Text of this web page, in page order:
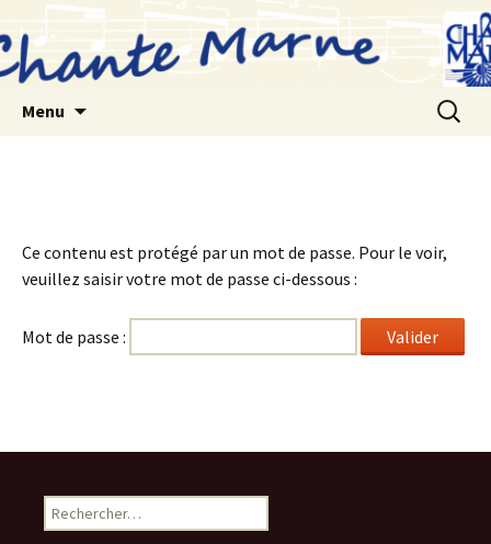
au
contenu
Menu
Ce contenu est protégé par un mot de passe. Pour le voir,
veuillez saisir votre mot de passe ci-dessous :
Mot de passe :
Rechercher :